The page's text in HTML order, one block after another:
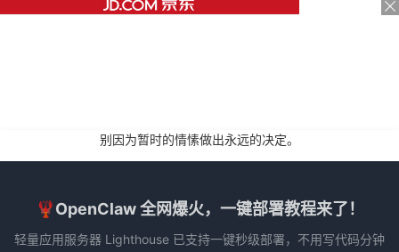
别因为暂时的情愫做出永远的决定。
🦞OpenClaw 全网爆火，一键部署教程来了！
轻量应用服务器 Lighthouse 已支持一键秒级部署，不用写代码分钟